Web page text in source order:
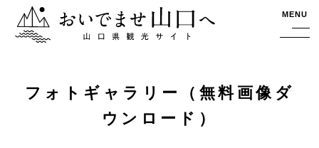
おいでませ山口へー山口県観光サイト MENU
フォトギャラリー（無料画像ダ
ウンロード）